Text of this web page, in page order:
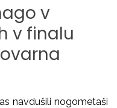
v
v finalu
navdušili nogometaši